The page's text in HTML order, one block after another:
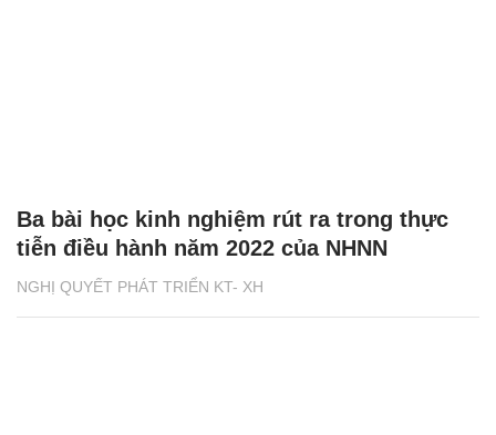
NGHỊ QUYẾT PHÁT TRIỂN KT- XH
Ba bài học kinh nghiệm rút ra trong thực
tiễn điều hành năm 2022 của NHNN